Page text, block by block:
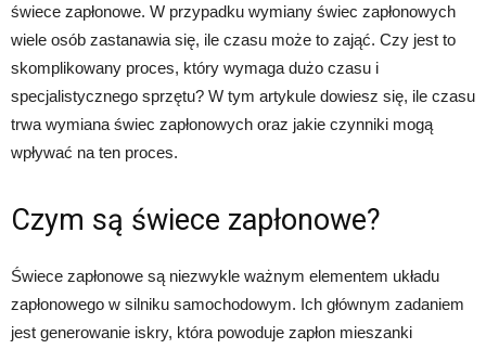
świece zapłonowe. W przypadku wymiany świec zapłonowych
wiele osób zastanawia się, ile czasu może to zająć. Czy jest to
skomplikowany proces, który wymaga dużo czasu i
specjalistycznego sprzętu? W tym artykule dowiesz się, ile czasu
trwa wymiana świec zapłonowych oraz jakie czynniki mogą
wpływać na ten proces.
Czym są świece zapłonowe?
Świece zapłonowe są niezwykle ważnym elementem układu
zapłonowego w silniku samochodowym. Ich głównym zadaniem
jest generowanie iskry, która powoduje zapłon mieszanki